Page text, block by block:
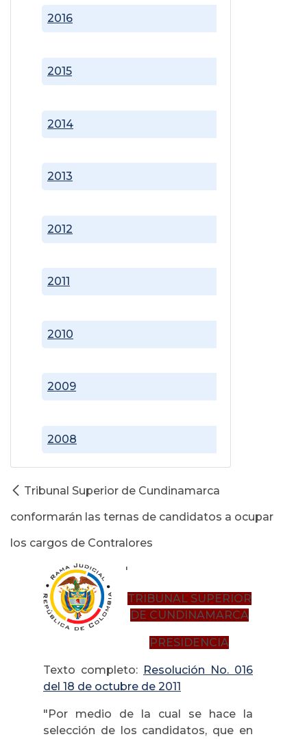
2008
2009
2010
2011
2012
2013
2014
2015
2016
Tribunal Superior de Cundinamarca
conformarán las ternas de candidatos a ocupar
los cargos de Contralores
'
TRIBUNAL SUPERIOR
DE CUNDINAMARCA
PRESIDENCIA
Texto completo: Resolución No. 016
del 18 de octubre de 2011
"Por medio de la cual se hace la
selección de los candidatos, que en